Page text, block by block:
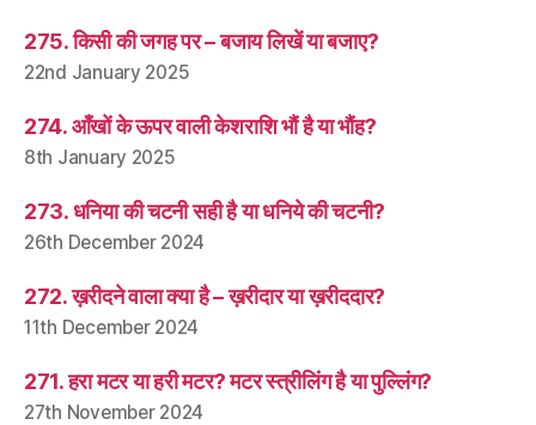
275. किसी की जगह पर – बजाय लिखें या बजाए?
22nd January 2025
274. आँखों के ऊपर वाली केशराशि भौं है या भौंह?
8th January 2025
273. धनिया की चटनी सही है या धनिये की चटनी?
26th December 2024
272. ख़रीदने वाला क्या है – ख़रीदार या ख़रीददार?
11th December 2024
271. हरा मटर या हरी मटर? मटर स्त्रीलिंग है या पुल्लिंग?
27th November 2024